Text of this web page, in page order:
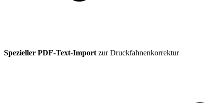
Spezieller PDF-Text-Import zur Druckfahnenkorrektur